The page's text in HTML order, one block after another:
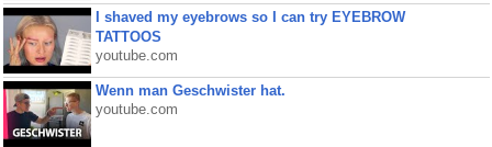
I shaved my eyebrows so I can try EYEBROW
TATTOOS
youtube.com
Wenn man Geschwister hat.
youtube.com